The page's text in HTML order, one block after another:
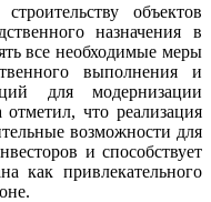
объектов
назначения в
все необходимые меры
выполнения и
для модернизации
отметил, что реализация
возможности для
и способствует
как привлекательного